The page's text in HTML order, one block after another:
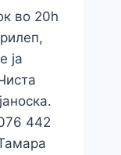
во 20h
ја
442